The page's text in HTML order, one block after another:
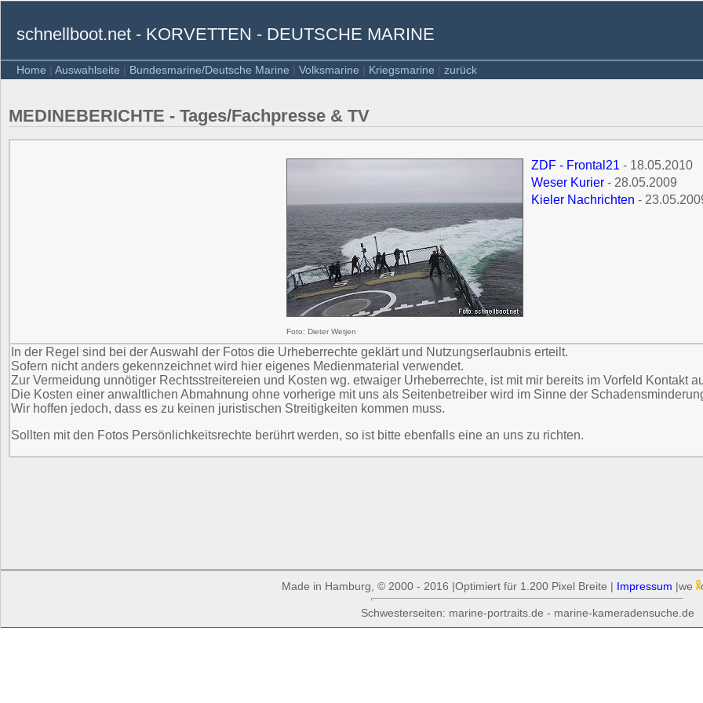
schnellboot.net - KORVETTEN - DEUTSCHE MARINE
Home | Auswahlseite | Bundesmarine/Deutsche Marine | Volksmarine | Kriegsmarine | zurück
MEDINEBERICHTE - Tages/Fachpresse & TV
Foto: Dieter Wetjen
ZDF - Frontal21 - 18.05.2010
Weser Kurier - 28.05.2009
Kieler Nachrichten -
In der Regel sind bei der Auswahl der Fotos die Urheberrechte geklärt und Nutzungserlaubnis erteilt.
Sofern nicht anders gekennzeichnet wird hier eigenes Medienmaterial verwendet.
Zur Vermeidung unnötiger Rechtsstreitereien und Kosten wg. etwaiger Urheberrechte, ist mit mir bereits im Vorfeld Kontakt
Die Kosten einer anwaltlichen Abmahnung ohne vorherige mit uns als Seitenbetreiber wird im Sinne der
Wir hoffen jedoch, dass es zu keinen juristischen Streitigkeiten kommen muss.
Sollten mit den Fotos Persönlichkeitsrechte berührt werden, so ist bitte ebenfalls eine an uns zu richten.
Made in Hamburg, © 2000 - 2016 |Optimiert für 1.200 Pixel Breite | Impressum |we
Schwesterseiten: marine-portraits.de - marine-kameradensuche.de